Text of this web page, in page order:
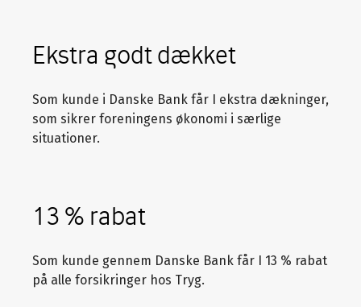
Ekstra godt dækket
Som kunde i Danske Bank får I ekstra dækninger,
som sikrer foreningens økonomi i særlige
situationer.
13 % rabat
Som kunde gennem Danske Bank får I 13 % rabat
på alle forsikringer hos Tryg.